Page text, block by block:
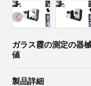
ガラス霞の測定の器
値
製品詳細